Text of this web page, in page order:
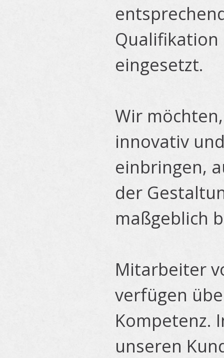
Qualifikation
eingesetzt.
Wir
innovativ
einbringen,
der
maßgeblich
Mitarbeiter
verfügen
Kompetenz.
unseren